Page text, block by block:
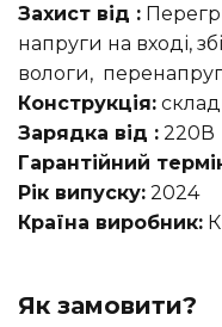
Захист від :
напруги на вході,
вологи,
Конструкція:
Зарядка від : 220В
Гарантійний
Рік випуску: 2024
Країна виробник:
Як замовити?